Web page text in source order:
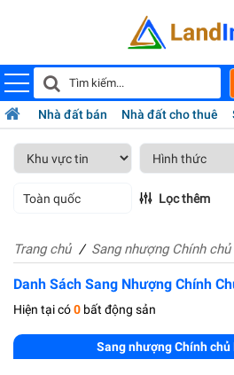
Nhà đất bán Nhà đất cho thuê
Toàn quốc Lọc thêm
Trang chủ Sang nhượng Chính
Danh Sách Sang Nhượng Chính
Hiện tại có0 bất động sản
Sang nhượng Chính